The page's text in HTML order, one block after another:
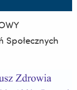
Społecznych